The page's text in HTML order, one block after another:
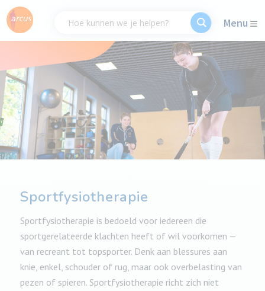
Menu
Sportfysiotherapie
Sportfysiotherapie is bedoeld voor iedereen die
sportgerelateerde klachten heeft of wil voorkomen —
van recreant tot topsporter. Denk aan blessures aan
knie, enkel, schouder of rug, maar ook overbelasting van
pezen of spieren. Sportfysiotherapie richt zich niet